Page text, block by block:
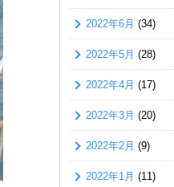
2022年6月 (34)
2022年5月 (28)
2022年4月 (17)
2022年3月 (20)
2022年2月 (9)
2022年1月 (11)